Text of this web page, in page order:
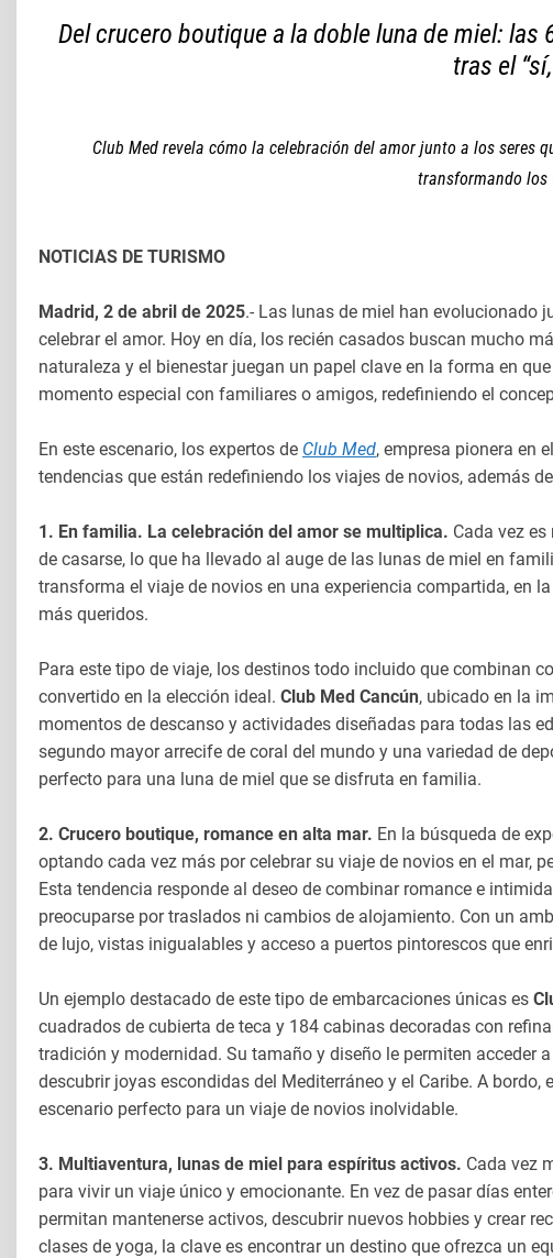
Del crucero boutique a la doble luna de miel:
tras el
Club Med revela cómo la celebración del amor junto a los seres
transformando los
NOTICIAS DE TURISMO
Madrid, 2 de abril de 2025.- Las lunas de miel han evolucionado
celebrar el amor. Hoy en día, los recién casados buscan mucho
naturaleza y el bienestar juegan un papel clave en la forma en
momento especial con familiares o amigos, redefiniendo el
En este escenario, los expertos de Club Med, empresa pionera en
tendencias que están redefiniendo los viajes de novios, además
1. En familia. La celebración del amor se multiplica. Cada vez
de casarse, lo que ha llevado al auge de las lunas de miel en
transforma el viaje de novios en una experiencia compartida, en
más queridos.
Para este tipo de viaje, los destinos todo incluido que combinan
convertido en la elección ideal. Club Med Cancún, ubicado en la
momentos de descanso y actividades diseñadas para todas las
segundo mayor arrecife de coral del mundo y una variedad de
perfecto para una luna de miel que se disfruta en familia.
2. Crucero boutique, romance en alta mar. En la búsqueda de
optando cada vez más por celebrar su viaje de novios en el mar,
Esta tendencia responde al deseo de combinar romance e
preocuparse por traslados ni cambios de alojamiento. Con un
de lujo, vistas inigualables y acceso a puertos pintorescos que
Un ejemplo destacado de este tipo de embarcaciones únicas es
cuadrados de cubierta de teca y 184 cabinas decoradas con
tradición y modernidad. Su tamaño y diseño le permiten acceder
descubrir joyas escondidas del Mediterráneo y el Caribe. A
escenario perfecto para un viaje de novios inolvidable.
3. Multiaventura, lunas de miel para espíritus activos. Cada vez
para vivir un viaje único y emocionante. En vez de pasar días
permitan mantenerse activos, descubrir nuevos hobbies y crear
clases de yoga, la clave es encontrar un destino que ofrezca un